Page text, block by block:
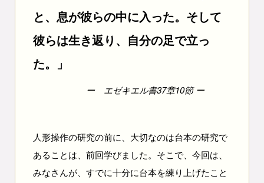
と、息が彼らの中に入った。そして
彼らは生き返り、自分の足で立っ
た。」
エゼキエル書37章10節
人形操作の研究の前に、大切なのは台本の研究で
あることは、前回学びました。そこで、今回は、
みなさんが、すでに十分に台本を練り上げたこと